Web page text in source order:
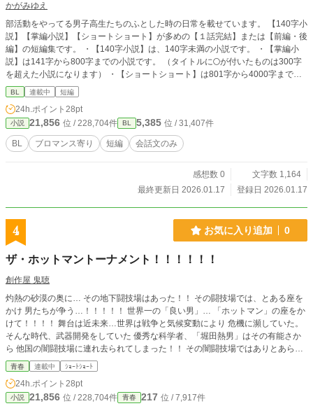
かがみゆえ
部活動をやってる男子高生たちのふとした時の日常を載せています。 【140字小
説】【掌編小説】【ショートショート】が多めの【１話完結】または【前編・後
編】の短編集です。 ・【140字小説】は、140字未満の小説です。 ・【掌編小
説】は141字から800字までの小説です。 （タイトルに🌕️が付いたものは300字
を超えた小説になります） ・【ショートショート】は801字から4000字までの
小説です。 ⚠️カクヨム様にも投稿しています。
BL 連載中 短編
24h.ポイント 28pt
小説 21,856 位 / 228,704件 BL 5,385 位 / 31,407件
BL ブロマンス寄り 短編 会話文のみ
感想数 0
文字数 1,164
最終更新日 2026.01.17
登録日 2026.01.17
4 お気に入り追加 0
ザ・ホットマントーナメント！！！！！！
創作屋 鬼聴
灼熱の砂漠の奥に… その地下闘技場はあった！！ その闘技場では、とある座を
かけ 男たちが争う…！！！！！ 世界一の「良い男」… 「ホットマン」の座をか
けて！！！！ 舞台は近未来…世界は戦争と気候変動により 危機に瀕していた。
そんな時代、武器開発をしていた 優秀な科学者、「堀田熱男」はその有能さか
ら 他国の闇闘技場に連れ去られてしまった！！ その闇闘技場ではありとあらゆ
る ホットな男たちがホットマンの座をかけて 強さ、頭脳、心理戦で己の "ホッ
ト"さを誇示し…"ホット"で戦う。 此処はそう… 『ホットマントーナメン
ト！！！』 全くホットとは程遠い男、「熱男」は 世界一ホットな男…ホットマ
ンとなり 闘技場から脱出できるのか！？ 奮闘する熱男の周りには 更にホットな
青春 連載中 ｼｮｰﾄｼｮｰﾄ
24h.ポイント 28pt
小説 21,856 位 / 228,704件 青春 217 位 / 7,917件